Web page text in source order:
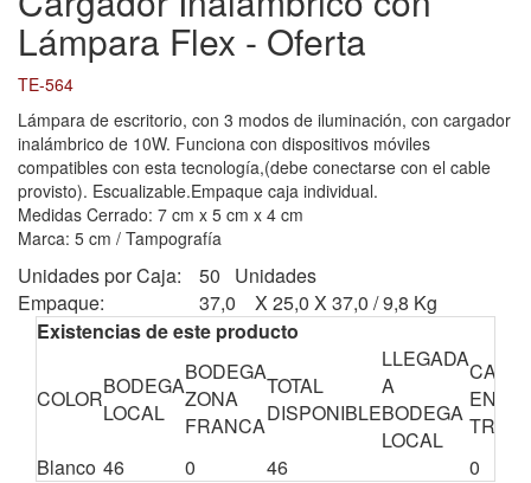
Lámpara Flex - Oferta
TE-564
Lámpara de escritorio, con 3 modos de iluminación, con cargador
inalámbrico de 10W. Funciona con dispositivos móviles
compatibles con esta tecnología,(debe conectarse con el cable
provisto). Escualizable.Empaque caja individual.
Medidas Cerrado: 7 cm x 5 cm x 4 cm
Marca: 5 cm / Tampografía
Unidades por Caja:
50 Unidades
Empaque:
37,0 X 25,0 X 37,0 / 9,8 Kg
Existencias de este producto
COLORBODEGA
LOCAL
BODEGA
ZONA
FRANCA
TOTAL
DISPONIBLE
LLEGADA
A
BODEGA
LOCAL
EN
Blanco 46 0 46 0